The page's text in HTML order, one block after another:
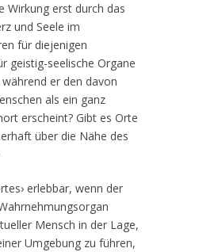
Wirkung erst durch das
und Seele im
für diejenigen
geistig-seelische Organe
er den davon
als ein ganz
erscheint? Gibt es Orte
über die Nähe des
erlebbar, wenn der
Mensch in der Lage,
Umgebung zu führen,